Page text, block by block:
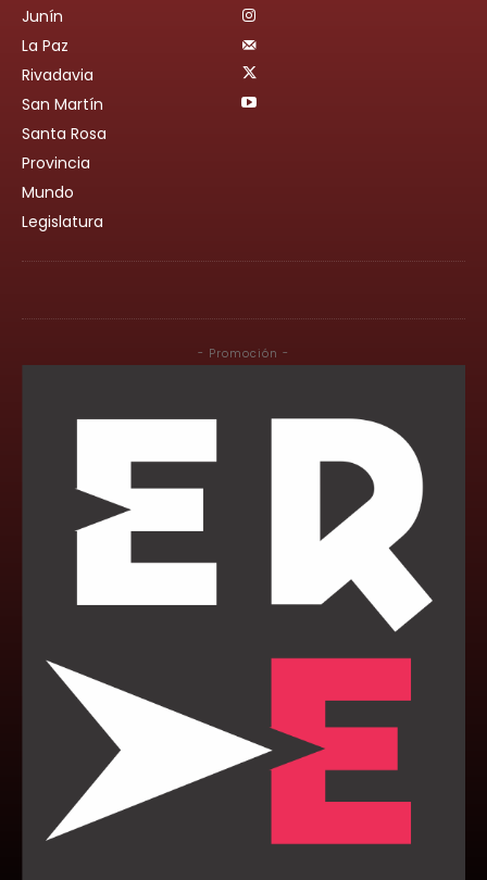
Junín
La Paz
Rivadavia
San Martín
Santa Rosa
Provincia
Mundo
Legislatura
- Promoción -